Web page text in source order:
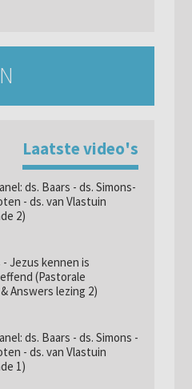
Laatste video's
ds. Baars - ds. Simons-
- ds. van Vlastuin
2)
- Jezus kennen is
(Pastorale
Answers lezing 2)
ds. Baars - ds. Simons -
- ds. van Vlastuin
1)